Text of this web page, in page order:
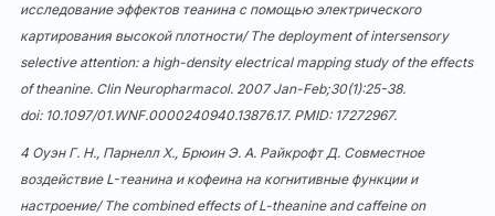
исследование эффектов теанина с помощью электрического
картирования высокой плотности/ The deployment of intersensory
selective attention: a high-density electrical mapping study of the effects
of theanine. Clin Neuropharmacol. 2007 Jan-Feb;30(1):25-38.
doi: 10.1097/01.WNF.0000240940.13876.17. PMID: 17272967.
4 Оуэн Г. Н., Парнелл Х., Брюин Э. А. Райкрофт Д. Совместное
воздействие L-теанина и кофеина на когнитивные функции и
настроение/ The combined effects of L-theanine and caffeine on